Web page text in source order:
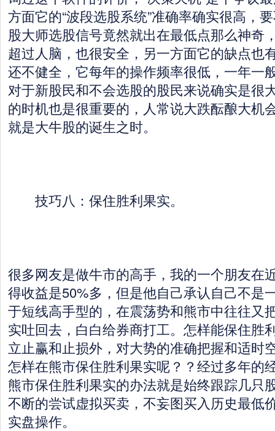
方面它的“波段选股系统”准确率确实很高，
股大师选股信号竟然就出在最低点那么神奇
超过人脑，也很安全，另一方面它的缺点也
还不健全，它每年的操作频率很低，一年一
对于新股民和不会选股的股民来说确实是很
的时机也是很重要的，人常说大跌酝酿大机
就是大牛股的诞生之时。
技巧八：保住胜利果实。
很多网友是做牛市的高手，我的一个朋友在
得收益是50%多，但是他自己承认自己不是
于短线高手型的，在震荡势和熊市中往往又
实吐回去，白白给券商打工。怎样能保住胜
立止赢和止损外，对大势的准确把握和适时
怎样在熊市保住胜利果实呢？？经过多年的
熊市保住胜利果实的办法就是始终跟踪几只
不断的尝试虚拟买卖，不妄图买入历史最低
实盘操作。